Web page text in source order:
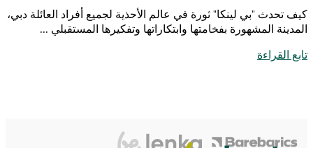
كيف تحدث "بي لينكا" ثورة في عالم الأحذية لجميع أفراد العائلة دبي،
المدينة المشهورة بفخامتها وابتكاراتها وتفكيرها المستقبلي ...
تابع القراءة